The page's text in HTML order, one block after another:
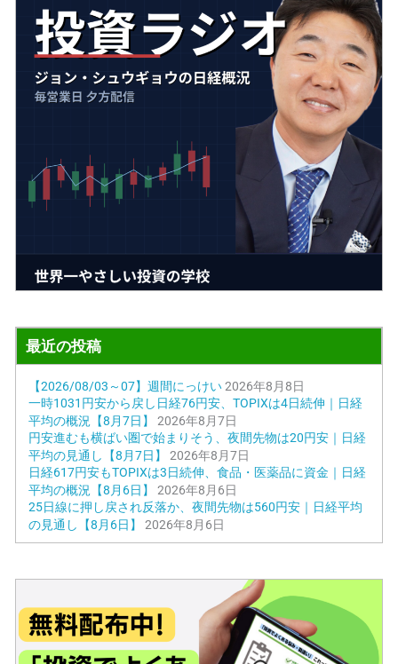
最近の投稿
【2026/08/03～07】週間にっけい 2026年8月8日
一時1031円安から戻し日経76円安、TOPIXは4日続伸｜日経
平均の概況【8月7日】
2026年8月7日
円安進むも横ばい圏で始まりそう、夜間先物は20円安｜日経
平均の見通し【8月7日】
2026年8月7日
日経617円安もTOPIXは3日続伸、食品・医薬品に資金｜日経
平均の概況【8月6日】
2026年8月6日
25日線に押し戻され反落か、夜間先物は560円安｜日経平均
の見通し【8月6日】
2026年8月6日